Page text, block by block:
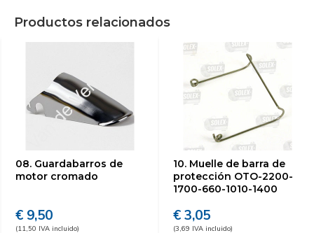
Productos relacionados
08. Guardabarros de
motor cromado
€ 9,50
(11,50 IVA incluido)
10. Muelle de barra de
protección OTO-2200-
1700-660-1010-1400
€ 3,05
(3,69 IVA incluido)